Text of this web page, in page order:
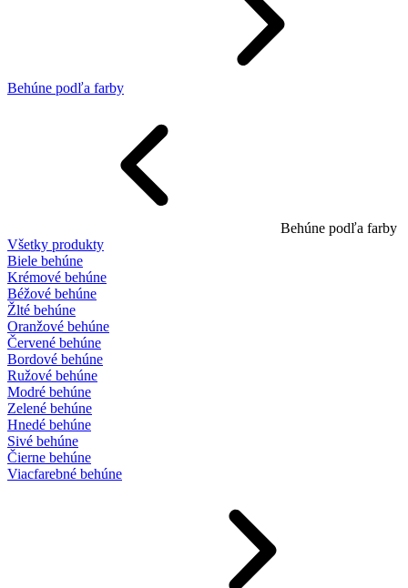
Behúne podľa farby
Behúne podľa farby
Všetky produkty
Biele behúne
Krémové behúne
Béžové behúne
Žlté behúne
Oranžové behúne
Červené behúne
Bordové behúne
Ružové behúne
Modré behúne
Zelené behúne
Hnedé behúne
Sivé behúne
Čierne behúne
Viacfarebné behúne